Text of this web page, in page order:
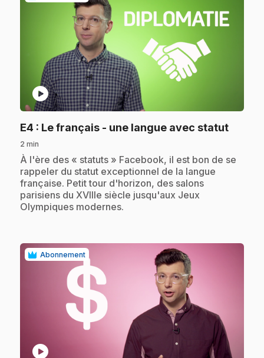
play_circle
E4 : Le français - une langue avec statut.
2 min
.À l'ère des « statuts » Facebook, il est bon de se
rappeler du statut exceptionnel de la langue
française. Petit tour d'horizon, des salons
parisiens du XVIIIe siècle jusqu'aux Jeux
Olympiques modernes.
Abonnement
play_circle